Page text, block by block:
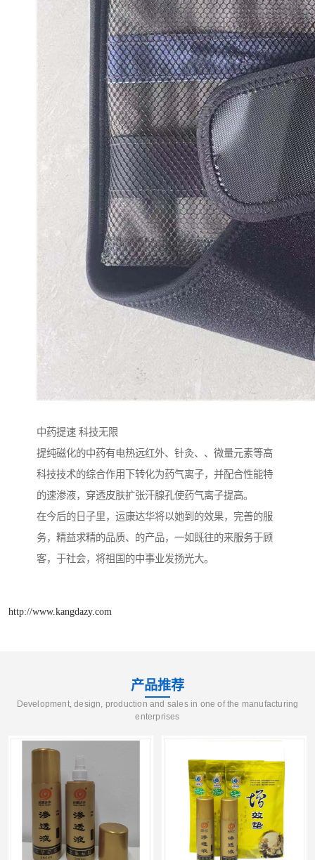
中药提速 科技无限
提纯磁化的中药有电热远红外、针灸、、微量元素等高
科技技术的综合作用下转化为药气离子，并配合性能特
的速渗液，穿透皮肤扩张汗腺孔使药气离子提高。
在今后的日子里，运康达华将以她到的效果，完善的服
务，精益求精的品质、的产品，一如既往的来服务于顾
客，于社会，将祖国的中事业发扬光大。
http://www.kangdazy.com
产品推荐
Development, design, production and sales in one of the manufacturing
enterprises